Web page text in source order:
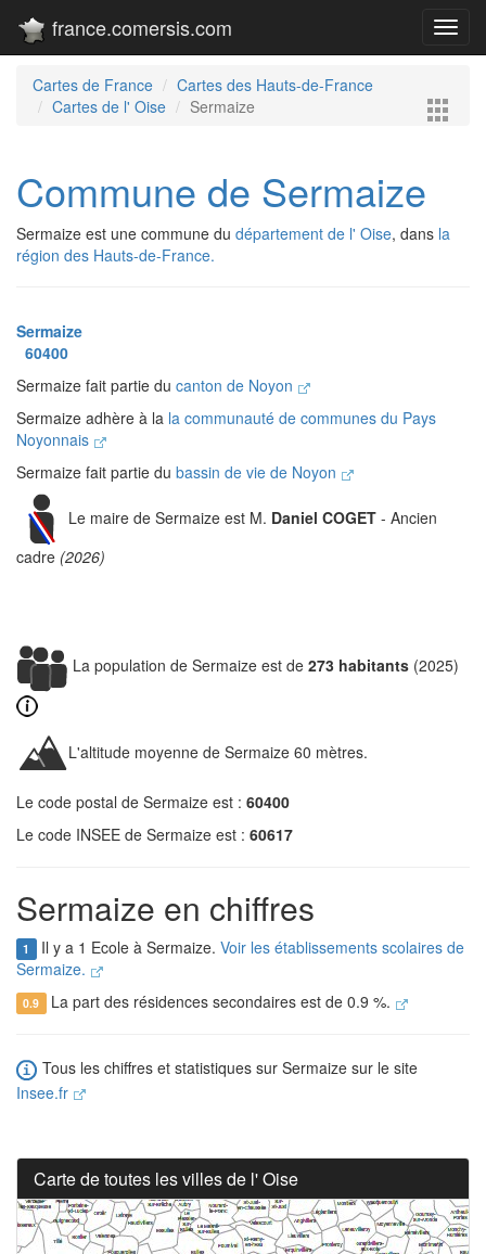
france.comersis.com
Cartes de France
Cartes des Hauts-de-France
Cartes de l' Oise
Sermaize
Commune de Sermaize
Sermaize est une commune du département de l' Oise, dans la
région des Hauts-de-France.
Sermaize
60400
Sermaize fait partie du canton de Noyon
Sermaize adhère à la la communauté de communes du Pays
Noyonnais
Sermaize fait partie du bassin de vie de Noyon
Le maire de Sermaize est M. Daniel COGET - Ancien
cadre (2026)
La population de Sermaize est de 273 habitants (2025)
L'altitude moyenne de Sermaize 60 mètres.
Le code postal de Sermaize est : 60400
Le code INSEE de Sermaize est : 60617
Sermaize en chiffres
1 Il y a 1 Ecole à Sermaize. Voir les établissements scolaires de
Sermaize.
0.9 La part des résidences secondaires est de 0.9 %.
Tous les chiffres et statistiques sur Sermaize sur le site
Insee.fr
Carte de toutes les villes de l' Oise